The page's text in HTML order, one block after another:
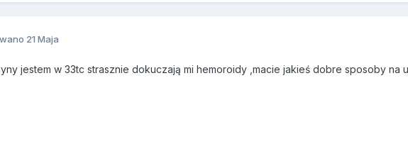
21 Maja
jestem w 33tc strasznie dokuczają mi hemoroidy ,macie jakieś dobre sposoby na